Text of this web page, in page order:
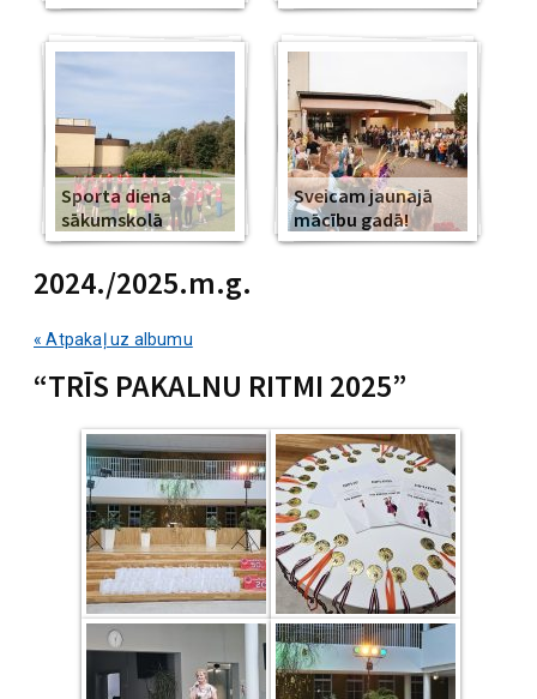
Sporta diena
sākumskolā
Sveicam jaunajā
mācību gadā!
2024./2025.m.g.
« Atpakaļ uz albumu
“TRĪS PAKALNU RITMI 2025”